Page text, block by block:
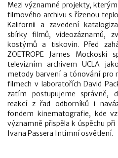
Mezi významné projekty,
filmového archivu s řízenou
Kalifornii a zavedení
sbírky filmů, videozáznamů,
kostýmů a tiskovin. Před
ZOETROPE James Mockoski
televizním archivem UCLA
metody barvení a tónování pro
filmech v laboratořích David
zatím postupujeme správně,
reakcí z řad odborníků i
fondem kinematografie, kde
významně přispěla k úspěchu
Ivana Passera Intimní osvětlení.